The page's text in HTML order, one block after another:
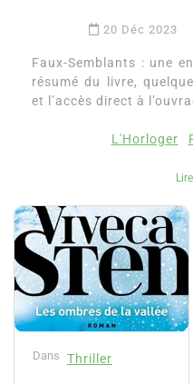
20 Déc 2023
Faux-Semblants : une
résumé du livre,
et l’accès direct à
L'Horloger
Dans Thriller